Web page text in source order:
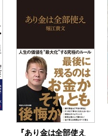
『あり金は全部使え